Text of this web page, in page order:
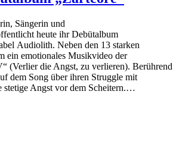
Sängerin und
heute ihr Debütalbum
Audiolith. Neben den 13 starken
ein emotionales Musikvideo der
(Verlier die Angst, zu verlieren). Berührend
dem Song über ihren Struggle mit
stetige Angst vor dem Scheitern.…